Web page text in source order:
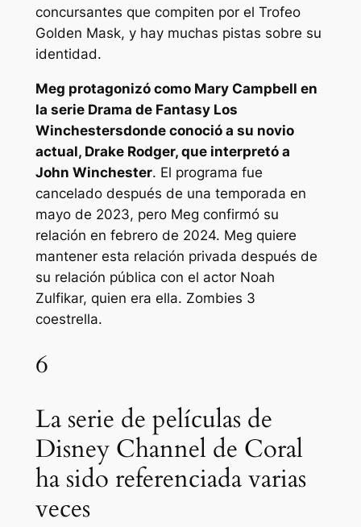
concursantes que compiten por el Trofeo
Golden Mask, y hay muchas pistas sobre su
identidad.
Meg protagonizó como Mary Campbell en
la serie Drama de Fantasy Los
Winchestersdonde conoció a su novio
actual, Drake Rodger, que interpretó a
John Winchester. El programa fue
cancelado después de una temporada en
mayo de 2023, pero Meg confirmó su
relación en febrero de 2024. Meg quiere
mantener esta relación privada después de
su relación pública con el actor Noah
Zulfikar, quien era ella. Zombies 3
coestrella.
6
La serie de películas de
Disney Channel de Coral
ha sido referenciada varias
veces